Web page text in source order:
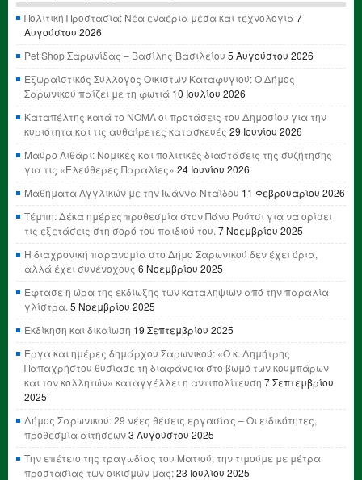
Πολιτική Προστασία: Νέα εναέρια μέσα και τεχνολογία7
Αυγούστου 2026
Pet Shop Σαρωνίδας – Βασίλης Βασιλείου 5 Αυγούστου 2026
Εξωραϊστικός Σύλλογος Οικιστών Καταφυγιού: Ο Δήμος
Σαρωνικού παίζει με τη φωτιά 10 Ιουλίου 2026
Καταπέλτης κατά το ΝΟΜΛ οι προτάσεις του Δημοσίου για την
κυριότητα και τις αυθαίρετες κατασκευές 29 Ιουνίου 2026
Μαύρο Λιθάρι: Νομικές και πολιτικές διαστάσεις της συζήτησης
για τις «Ελεύθερες Παραλίες» 24 Ιουνίου 2026
Μαθήματα Αγγλικών με την Ιωάννα Νταΐδου 11 Φεβρουαρίου 2026
Τέμπη: Δέκα ημέρες προθεσμία στον Πάνο Ρούτσι για να ορίσει
τις εξετάσεις στη σορό του παιδιού του. 7 Νοεμβρίου 2025
Η διαχρονική παρανομία στο Δήμο Σαρωνικού δεν έχει όρια,
αλλά έχει συνένοχους 6 Νοεμβρίου 2025
Έφτασε η ώρα της εκδίωξης των καταληψιών από την παραλία
γλίστρα. 5 Νοεμβρίου 2025
Εκδίκηση και δικαίωση 19 Σεπτεμβρίου 2025
Έργα και ημέρες δημάρχου Σαρωνικού: «Ο κ. Δημήτρης
Παπαχρήστου θυσίασε τη διαφάνεια στο βωμό των κουμπάρων
και τον κολλητών» καταγγέλλει η αντιπολίτευση 7 Σεπτεμβρίου
2025
Δήμος Σαρωνικού: 29 νέες θέσεις εργασίας – Οι ειδικότητες,
προθεσμία αιτήσεων3 Αυγούστου 2025
Την επέτειο της τραγωδίας του Ματιού, την τιμούμε με μέτρα
προστασίας των οικισμών μας;23 Ιουλίου 2025